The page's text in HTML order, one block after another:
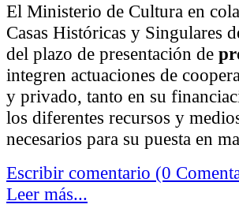
El Ministerio de Cultura en
Casas Históricas y Singulares
del plazo de presentación de
integren actuaciones de
y privado, tanto en su
los diferentes recursos y
necesarios para su puesta en
Escribir comentario (0
Leer más...